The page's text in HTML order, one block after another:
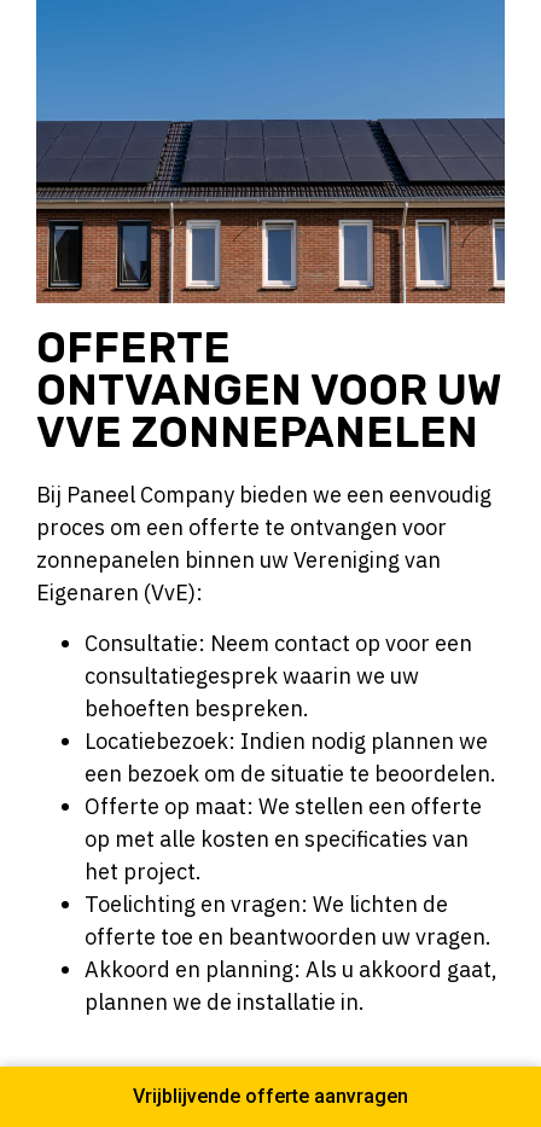
OFFERTE
ONTVANGEN VOOR UW
VVE ZONNEPANELEN
Bij Paneel Company bieden we een eenvoudig
proces om een offerte te ontvangen voor
zonnepanelen binnen uw Vereniging van
Eigenaren (VvE):
Consultatie: Neem contact op voor een
consultatiegesprek waarin we uw
behoeften bespreken.
Locatiebezoek: Indien nodig plannen we
een bezoek om de situatie te beoordelen.
Offerte op maat: We stellen een offerte
op met alle kosten en specificaties van
het project.
Toelichting en vragen: We lichten de
offerte toe en beantwoorden uw vragen.
Akkoord en planning: Als u akkoord gaat,
plannen we de installatie in.
Neem vandaag nog contact met ons op voor
Vrijblijvende offerte aanvragen